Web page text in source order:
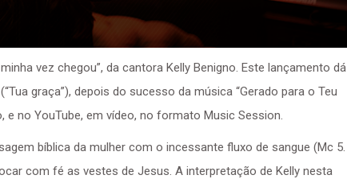
vez chegou”, da cantora Kelly Benigno. Este lançamento dá
graça”), depois do sucesso da música “Gerado para o Teu
no YouTube, em vídeo, no formato Music Session.
bíblica da mulher com o incessante fluxo de sangue (Mc 5.
com fé as vestes de Jesus. A interpretação de Kelly nesta